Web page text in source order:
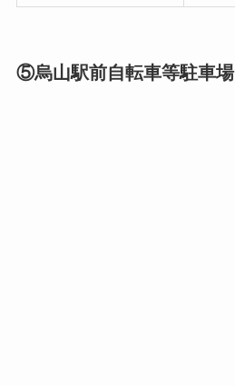
⑤烏山駅前自転車等駐車場